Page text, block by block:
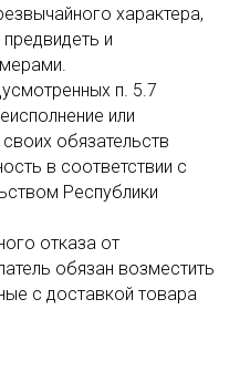
характера,
и
п. 5.7
или
обязательств
в соответствии с
Республики
отказа от
обязан возместить
с доставкой товара